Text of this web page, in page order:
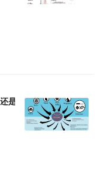
是真医疗黑科技？细胞